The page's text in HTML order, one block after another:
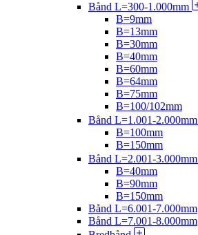
Bånd L=300-1.000mm
B=9mm
B=13mm
B=30mm
B=40mm
B=60mm
B=64mm
B=75mm
B=100/102mm
Bånd L=1.001-2.000mm
B=100mm
B=150mm
Bånd L=2.001-3.000mm
B=40mm
B=90mm
B=150mm
Bånd L=6.001-7.000mm
Bånd L=7.001-8.000mm